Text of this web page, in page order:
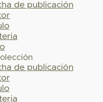
de publicación
de publicación